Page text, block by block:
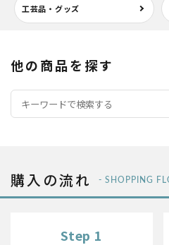
工芸品・グッズ
他の商品を探す
購入の流れ - SHOPPING
Step 1